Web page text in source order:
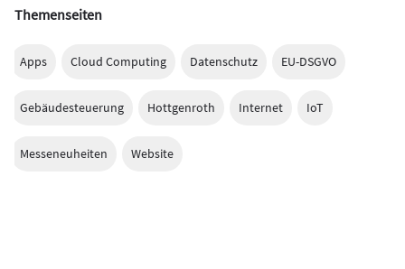
Themenseiten
Apps Cloud Computing Datenschutz EU-DSGVO
Gebäudesteuerung Hottgenroth Internet IoT
Messeneuheiten Website